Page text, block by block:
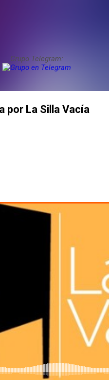
Grupo Telegram:
por La Silla Vacía